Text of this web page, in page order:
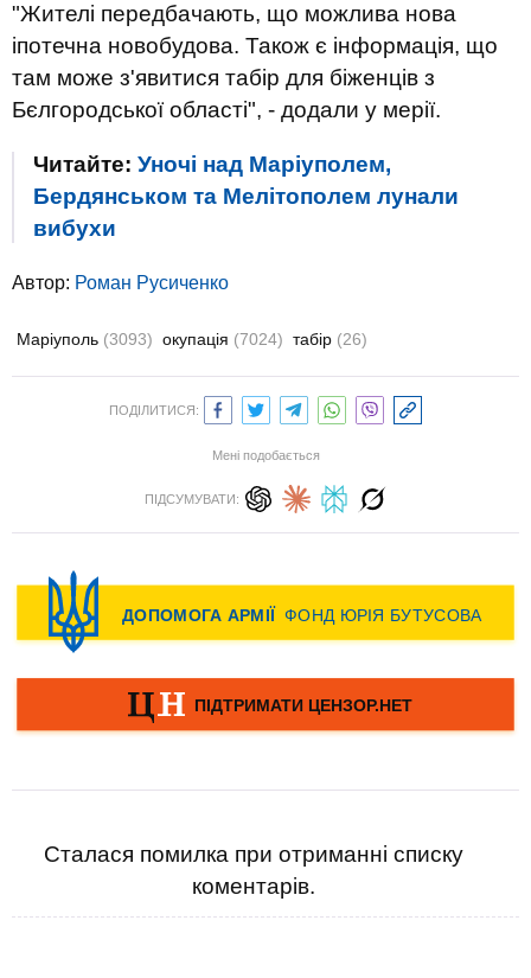
"Жителі передбачають, що можлива нова
іпотечна новобудова. Також є інформація, що
там може з'явитися табір для біженців з
Бєлгородської області", - додали у мерії.
Читайте: Уночі над Маріуполем,
Бердянськом та Мелітополем лунали
вибухи
Автор: Роман Русиченко
Маріуполь (3093) окупація (7024) табір (26)
ПОДІЛИТИСЯ:
Мені подобається
ПІДСУМУВАТИ:
Сталася помилка при отриманні списку
коментарів.